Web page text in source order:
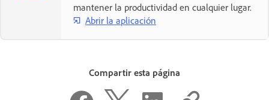
mantener la productividad en cualquier lugar.
Abrir la aplicación
Compartir esta página